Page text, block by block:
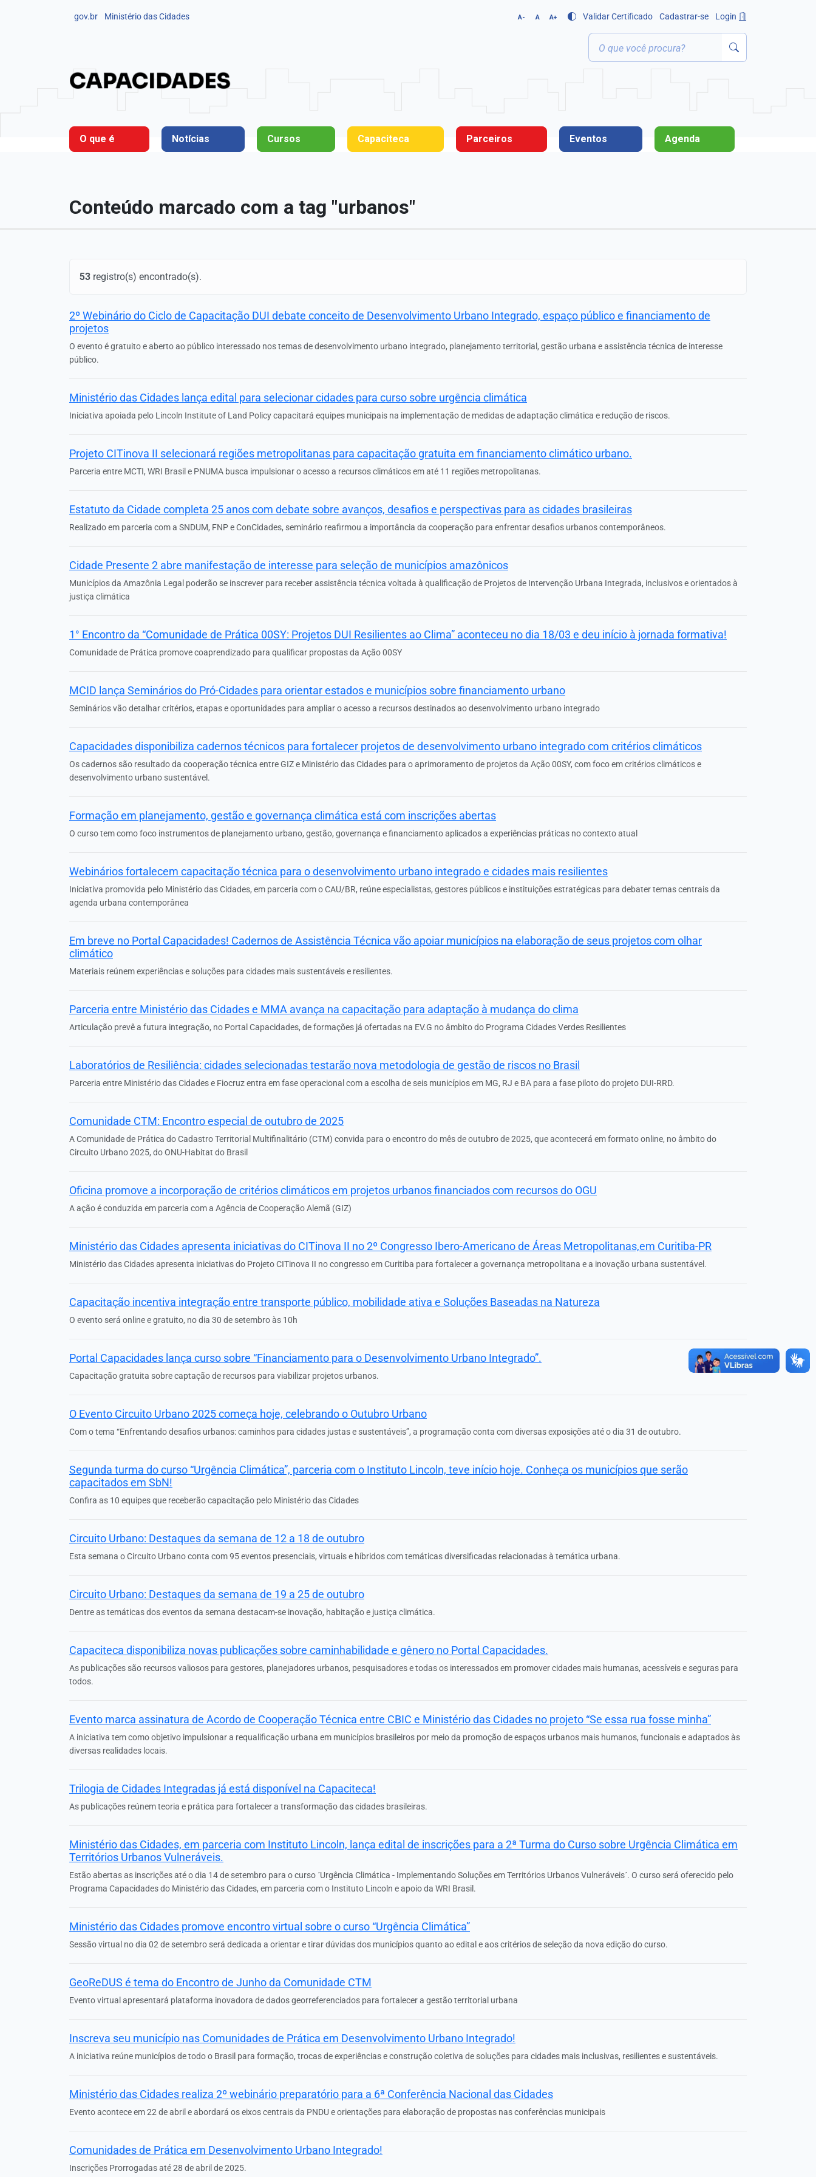
gov.br Ministério das Cidades A- A A+ Validar Certificado Cadastrar-se Login
O que é Notícias Cursos Capaciteca Parceiros Eventos Agenda
Conteúdo marcado com a tag "urbanos"
53 registro(s) encontrado(s).
2º Webinário do Ciclo de Capacitação DUI debate conceito de Desenvolvimento Urbano Integrado, espaço público e financiamento de
projetos
O evento é gratuito e aberto ao público interessado nos temas de desenvolvimento urbano integrado, planejamento territorial, gestão urbana e assistência técnica de interesse
público.
Ministério das Cidades lança edital para selecionar cidades para curso sobre urgência climática
Iniciativa apoiada pelo Lincoln Institute of Land Policy capacitará equipes municipais na implementação de medidas de adaptação climática e redução de riscos.
Projeto CITinova II selecionará regiões metropolitanas para capacitação gratuita em financiamento climático urbano.
Parceria entre MCTI, WRI Brasil e PNUMA busca impulsionar o acesso a recursos climáticos em até 11 regiões metropolitanas.
Estatuto da Cidade completa 25 anos com debate sobre avanços, desafios e perspectivas para as cidades brasileiras
Realizado em parceria com a SNDUM, FNP e ConCidades, seminário reafirmou a importância da cooperação para enfrentar desafios urbanos contemporâneos.
Cidade Presente 2 abre manifestação de interesse para seleção de municípios amazônicos
Municípios da Amazônia Legal poderão se inscrever para receber assistência técnica voltada à qualificação de Projetos de Intervenção Urbana Integrada, inclusivos e orientados à
justiça climática
1° Encontro da “Comunidade de Prática 00SY: Projetos DUI Resilientes ao Clima” aconteceu no dia 18/03 e deu início à jornada formativa!
Comunidade de Prática promove coaprendizado para qualificar propostas da Ação 00SY
MCID lança Seminários do Pró-Cidades para orientar estados e municípios sobre financiamento urbano
Seminários vão detalhar critérios, etapas e oportunidades para ampliar o acesso a recursos destinados ao desenvolvimento urbano integrado
Capacidades disponibiliza cadernos técnicos para fortalecer projetos de desenvolvimento urbano integrado com critérios climáticos
Os cadernos são resultado da cooperação técnica entre GIZ e Ministério das Cidades para o aprimoramento de projetos da Ação 00SY, com foco em critérios climáticos e
desenvolvimento urbano sustentável.
Formação em planejamento, gestão e governança climática está com inscrições abertas
O curso tem como foco instrumentos de planejamento urbano, gestão, governança e financiamento aplicados a experiências práticas no contexto atual
Webinários fortalecem capacitação técnica para o desenvolvimento urbano integrado e cidades mais resilientes
Iniciativa promovida pelo Ministério das Cidades, em parceria com o CAU/BR, reúne especialistas, gestores públicos e instituições estratégicas para debater temas centrais da
agenda urbana contemporânea
Em breve no Portal Capacidades! Cadernos de Assistência Técnica vão apoiar municípios na elaboração de seus projetos com olhar
climático
Materiais reúnem experiências e soluções para cidades mais sustentáveis e resilientes.
Parceria entre Ministério das Cidades e MMA avança na capacitação para adaptação à mudança do clima
Articulação prevê a futura integração, no Portal Capacidades, de formações já ofertadas na EV.G no âmbito do Programa Cidades Verdes Resilientes
Laboratórios de Resiliência: cidades selecionadas testarão nova metodologia de gestão de riscos no Brasil
Parceria entre Ministério das Cidades e Fiocruz entra em fase operacional com a escolha de seis municípios em MG, RJ e BA para a fase piloto do projeto DUI-RRD.
Comunidade CTM: Encontro especial de outubro de 2025
A Comunidade de Prática do Cadastro Territorial Multifinalitário (CTM) convida para o encontro do mês de outubro de 2025, que acontecerá em formato online, no âmbito do
Circuito Urbano 2025, do ONU-Habitat do Brasil
Oficina promove a incorporação de critérios climáticos em projetos urbanos financiados com recursos do OGU
A ação é conduzida em parceria com a Agência de Cooperação Alemã (GIZ)
Ministério das Cidades apresenta iniciativas do CITinova II no 2º Congresso Ibero-Americano de Áreas Metropolitanas,em Curitiba-PR
Ministério das Cidades apresenta iniciativas do Projeto CITinova II no congresso em Curitiba para fortalecer a governança metropolitana e a inovação urbana sustentável.
Capacitação incentiva integração entre transporte público, mobilidade ativa e Soluções Baseadas na Natureza
O evento será online e gratuito, no dia 30 de setembro às 10h
Portal Capacidades lança curso sobre “Financiamento para o Desenvolvimento Urbano Integrado”.
Capacitação gratuita sobre captação de recursos para viabilizar projetos urbanos.
O Evento Circuito Urbano 2025 começa hoje, celebrando o Outubro Urbano
Com o tema “Enfrentando desafios urbanos: caminhos para cidades justas e sustentáveis”, a programação conta com diversas exposições até o dia 31 de outubro.
Segunda turma do curso “Urgência Climática”, parceria com o Instituto Lincoln, teve início hoje. Conheça os municípios que serão
capacitados em SbN!
Confira as 10 equipes que receberão capacitação pelo Ministério das Cidades
Circuito Urbano: Destaques da semana de 12 a 18 de outubro
Esta semana o Circuito Urbano conta com 95 eventos presenciais, virtuais e híbridos com temáticas diversificadas relacionadas à temática urbana.
Circuito Urbano: Destaques da semana de 19 a 25 de outubro
Dentre as temáticas dos eventos da semana destacam-se inovação, habitação e justiça climática.
Capaciteca disponibiliza novas publicações sobre caminhabilidade e gênero no Portal Capacidades.
As publicações são recursos valiosos para gestores, planejadores urbanos, pesquisadores e todas os interessados em promover cidades mais humanas, acessíveis e seguras para
todos.
Evento marca assinatura de Acordo de Cooperação Técnica entre CBIC e Ministério das Cidades no projeto “Se essa rua fosse minha”
A iniciativa tem como objetivo impulsionar a requalificação urbana em municípios brasileiros por meio da promoção de espaços urbanos mais humanos, funcionais e adaptados às
diversas realidades locais.
Trilogia de Cidades Integradas já está disponível na Capaciteca!
As publicações reúnem teoria e prática para fortalecer a transformação das cidades brasileiras.
Ministério das Cidades, em parceria com Instituto Lincoln, lança edital de inscrições para a 2ª Turma do Curso sobre Urgência Climática em
Territórios Urbanos Vulneráveis.
Estão abertas as inscrições até o dia 14 de setembro para o curso ´Urgência Climática - Implementando Soluções em Territórios Urbanos Vulneráveis´. O curso será oferecido pelo
Programa Capacidades do Ministério das Cidades, em parceria com o Instituto Lincoln e apoio da WRI Brasil.
Ministério das Cidades promove encontro virtual sobre o curso “Urgência Climática”
Sessão virtual no dia 02 de setembro será dedicada a orientar e tirar dúvidas dos municípios quanto ao edital e aos critérios de seleção da nova edição do curso.
GeoReDUS é tema do Encontro de Junho da Comunidade CTM
Evento virtual apresentará plataforma inovadora de dados georreferenciados para fortalecer a gestão territorial urbana
Inscreva seu município nas Comunidades de Prática em Desenvolvimento Urbano Integrado!
A iniciativa reúne municípios de todo o Brasil para formação, trocas de experiências e construção coletiva de soluções para cidades mais inclusivas, resilientes e sustentáveis.
Ministério das Cidades realiza 2º webinário preparatório para a 6ª Conferência Nacional das Cidades
Evento acontece em 22 de abril e abordará os eixos centrais da PNDU e orientações para elaboração de propostas nas conferências municipais
Comunidades de Prática em Desenvolvimento Urbano Integrado!
Inscrições Prorrogadas até 28 de abril de 2025.